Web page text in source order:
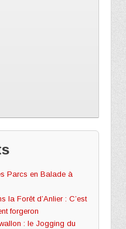
Parcs en Balade à
la Forêt d’Anlier : C’est
forgeron
: le Jogging du